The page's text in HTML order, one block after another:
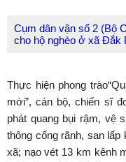
Cụm dân vận số 2 (Bộ
cho hộ nghèo ở xã Đắk
Thực hiện phong
mới”, cán bộ, chiến sĩ
phát quang bụi rậm, vệ
thông cống rãnh, san
xã; nạo vét 13 km kênh